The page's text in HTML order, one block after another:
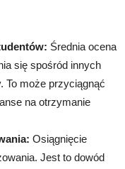
Średnia ocena
się spośród innych
To może przyciągnąć
na otrzymanie
Osiągnięcie
Jest to dowód